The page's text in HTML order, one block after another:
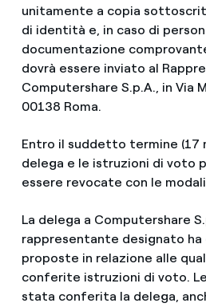
unitamente a copia
di identità e, in caso di
documentazione
dovrà essere inviato al
Computershare S.p.A., in Via
00138 Roma.
Entro il suddetto termine (17
delega e le istruzioni di voto
essere revocate con le
La delega a Computershare
rappresentante designato
proposte in relazione alle
conferite istruzioni di voto.
stata conferita la delega,